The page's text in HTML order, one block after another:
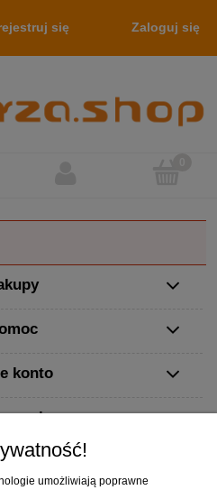
się Zaloguj się
konto
umożliwiają poprawne